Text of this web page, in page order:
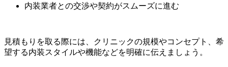
内装業者との交渉や契約がスムーズに進む
見積もりを取る際には、クリニックの規模やコンセプト、希
望する内装スタイルや機能などを明確に伝えましょう。